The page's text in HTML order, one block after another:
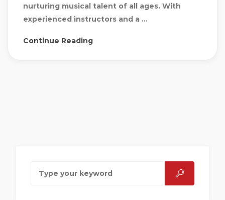
nurturing musical talent of all ages. With
experienced instructors and a ...
Continue Reading